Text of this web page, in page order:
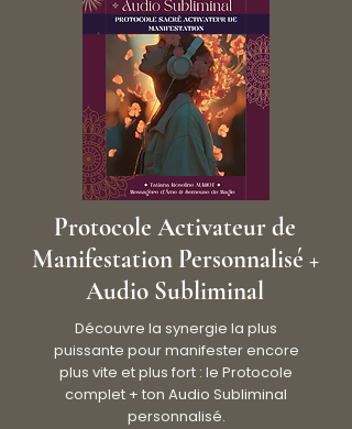
Protocole Activateur de
Manifestation Personnalisé +
Audio Subliminal
Découvre la synergie la plus
puissante pour manifester encore
plus vite et plus fort : le Protocole
complet + ton Audio Subliminal
personnalisé.